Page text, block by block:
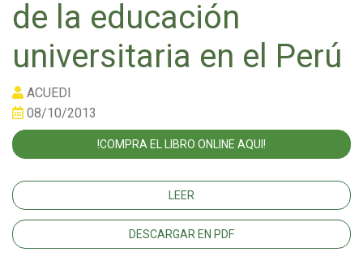
de la educación
universitaria en el Perú
ACUEDI
08/10/2013
!COMPRA EL LIBRO ONLINE AQUI!
LEER
DESCARGAR EN PDF